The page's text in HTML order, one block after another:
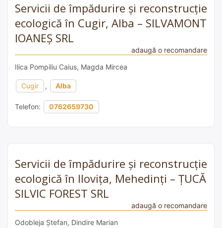
Servicii de împădurire și reconstrucție
ecologică în Cugir, Alba – SILVAMONT
IOANEȘ SRL
adaugă o recomandare
Ilica Pompiliu Caius, Magda Mircea
Cugir , Alba
Telefon: 0762659730
Servicii de împădurire și reconstrucție
ecologică în Ilovița, Mehedinți – ȚUCĂ
SILVIC FOREST SRL
adaugă o recomandare
Odobleja Ștefan, Dindire Marian